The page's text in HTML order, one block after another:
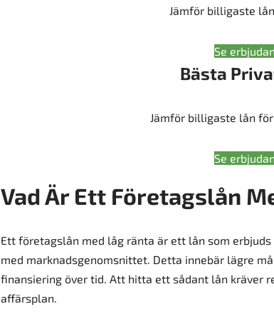
Jämför billigaste
Se
Bästa
Jämför billigaste lån
Se
Vad Är Ett Företagslån
Ett företagslån med låg ränta är ett lån som
med marknadsgenomsnittet. Detta innebär lägre
finansiering över tid. Att hitta ett sådant lån kräver
affärsplan.